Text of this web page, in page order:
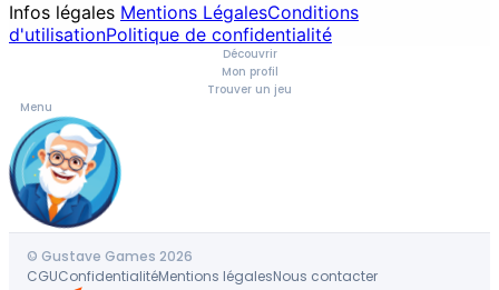
Infos légales Mentions LégalesConditions
d'utilisationPolitique de confidentialité
Découvrir
Mon profil
Trouver un jeu
Menu
© Gustave Games 2026
CGUConfidentialitéMentions légalesNous contacter